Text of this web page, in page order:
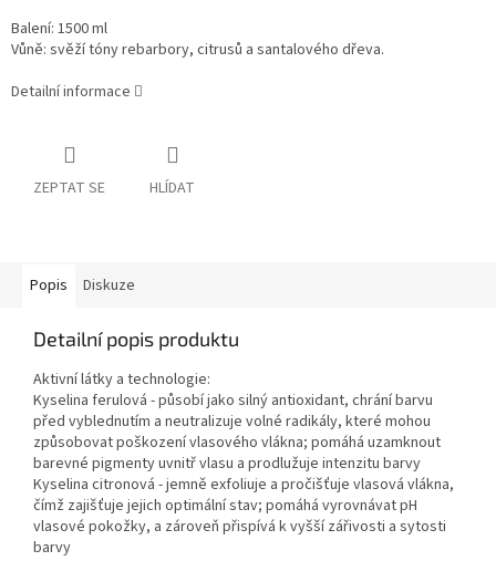
Balení: 1500 ml
Vůně: svěží tóny rebarbory, citrusů a santalového dřeva.
Detailní informace
ZEPTAT SE HLÍDAT
Popis Diskuze
Detailní popis produktu
Aktivní látky a technologie:
Kyselina ferulová - působí jako silný antioxidant, chrání barvu
před vyblednutím a neutralizuje volné radikály, které mohou
způsobovat poškození vlasového vlákna; pomáhá uzamknout
barevné pigmenty uvnitř vlasu a prodlužuje intenzitu barvy
Kyselina citronová - jemně exfoliuje a pročišťuje vlasová vlákna,
čímž zajišťuje jejich optimální stav; pomáhá vyrovnávat pH
vlasové pokožky, a zároveň přispívá k vyšší zářivosti a sytosti
barvy